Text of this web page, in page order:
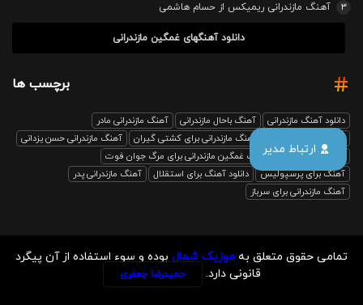
ارتباط مدیر
3
آهنگ مازندرانی ریمیکس از حسام هاشمی
دانلود آهنگهای غمگین مازندرانی
برچسب ها
دانلود آهنگ مازندرانی آهنگ باحال مازندرانی
آهنگ مازندرانی مادر
آهنگ مازندرانی برای کشتی گیران
آهنگ مازندرانی حسن یزدانی
بابل صدا ریمیکس
آهنگ غمگین مازندرانی برای مرگ جوان فوت
آهنگ برای پرسپولیس
دانلود آهنگ برای استقلال
آهنگ مازندرانی پدر
آهنگ مازندرانی برای سرباز
تمامی حقوق متعلق به موزیک شمال بوده و سوء استفاده از آن پیگرد
قانونی دارد.
حمیدرضا جعفری